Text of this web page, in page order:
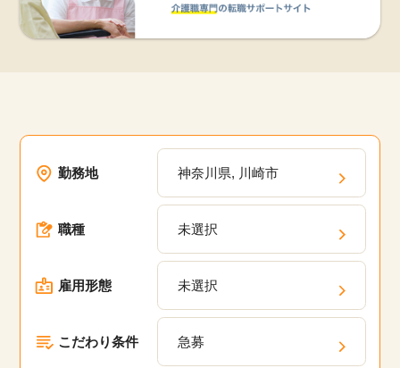
勤務地 神奈川県, 川崎市
職種 未選択
雇用形態 未選択
こだわり条件 急募